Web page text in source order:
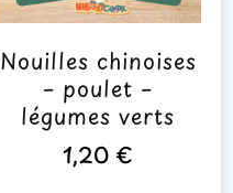
Nouilles chinoises
– poulet –
légumes verts
1,20€